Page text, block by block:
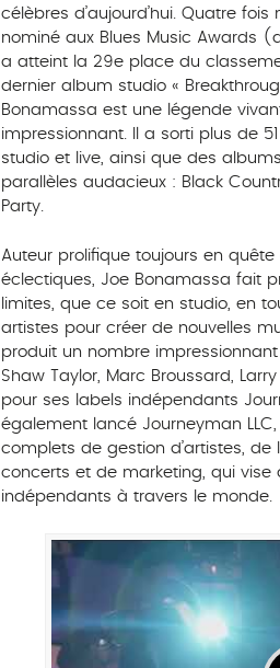
célèbres d’aujourd’hui. Quatre
nominé aux Blues Music Awards
a atteint la 29e place du
dernier album studio «
Bonamassa est une légende
impressionnant. Il a sorti plus de
studio et live, ainsi que des
parallèles audacieux : Black
Party.
Auteur prolifique toujours en quête
éclectiques, Joe Bonamassa fait
limites, que ce soit en studio, en
artistes pour créer de nouvelles
produit un nombre
Shaw Taylor, Marc Broussard,
pour ses labels indépendants
également lancé Journeyman
complets de gestion d’artistes,
concerts et de marketing, qui vise
indépendants à travers le monde.